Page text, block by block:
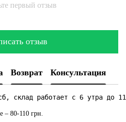
первый отзыв
отзыв
Возврат Консультация
склад работает с 6 утра до
– 80-110 грн.